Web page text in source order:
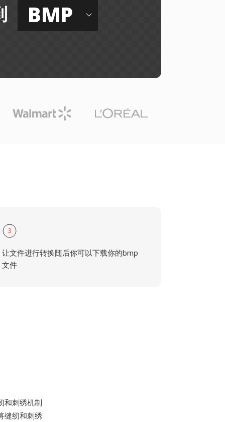
BMP
3
让文件进行转换随后你可以下载你的bmp
文件
和刺绣机制
缝纫和刺绣